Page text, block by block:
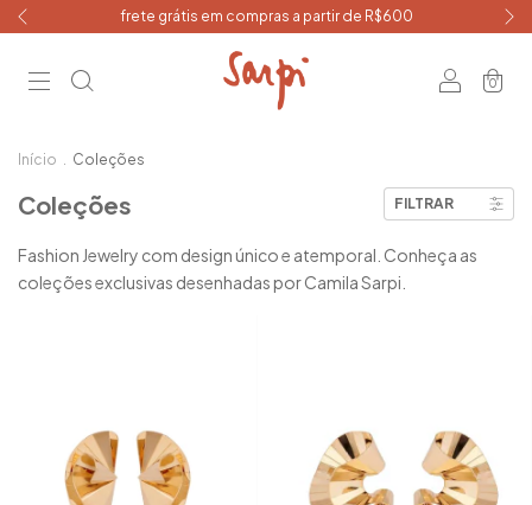
frete grátis em compras a partir de R$600
0
Início . Coleções
Coleções FILTRAR
Fashion Jewelry com design único e atemporal. Conheça as
coleções exclusivas desenhadas por Camila Sarpi.